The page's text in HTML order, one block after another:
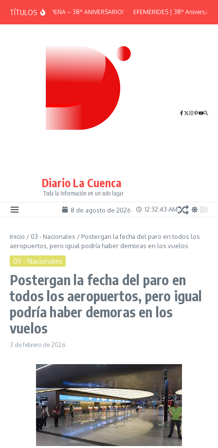
TÍTULOS¡GRAN PEÑA – 38° ANIVERSARIO! EFEMÉRIDES | 38° Aniversario
Diario La Cuenca
Toda la Información en un solo lugar
8 de agosto de 2026 12:32:43 AM
Inicio / 03 - Nacionales / Postergan la fecha del paro en todos los
aeropuertos, pero igual podría haber demoras en los vuelos
03 - Nacionales
Postergan la fecha del paro en
todos los aeropuertos, pero igual
podría haber demoras en los
vuelos
3 de febrero de 2026